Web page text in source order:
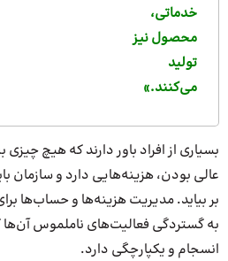
خدماتی،
محصول نیز
تولید
می‌کنند.»
بسیاری از افراد باور دارند که هیچ
عالی بودن، هزینه‌هایی دارد و سازمان
بر بیاید. مدیریت هزینه‌ها و حساب‌ها
به گستردگی فعالیت‌های ناملموس آن‌ها
انسجام و یکپارچگی دارد.